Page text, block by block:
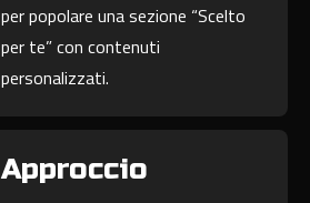
per popolare una sezione “Scelto
per te” con contenuti
personalizzati.
Approccio